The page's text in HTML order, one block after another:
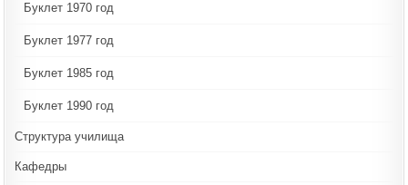
Буклет 1970 год
Буклет 1977 год
Буклет 1985 год
Буклет 1990 год
Структура училища
Кафедры